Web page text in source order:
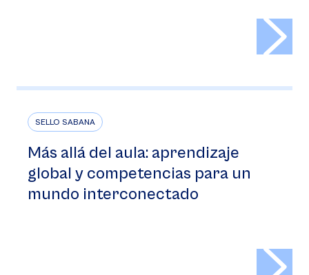
SELLO SABANA
Más allá del aula: aprendizaje
global y competencias para un
mundo interconectado